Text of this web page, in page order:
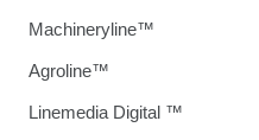
Machineryline™
Agroline™
Linemedia Digital ™